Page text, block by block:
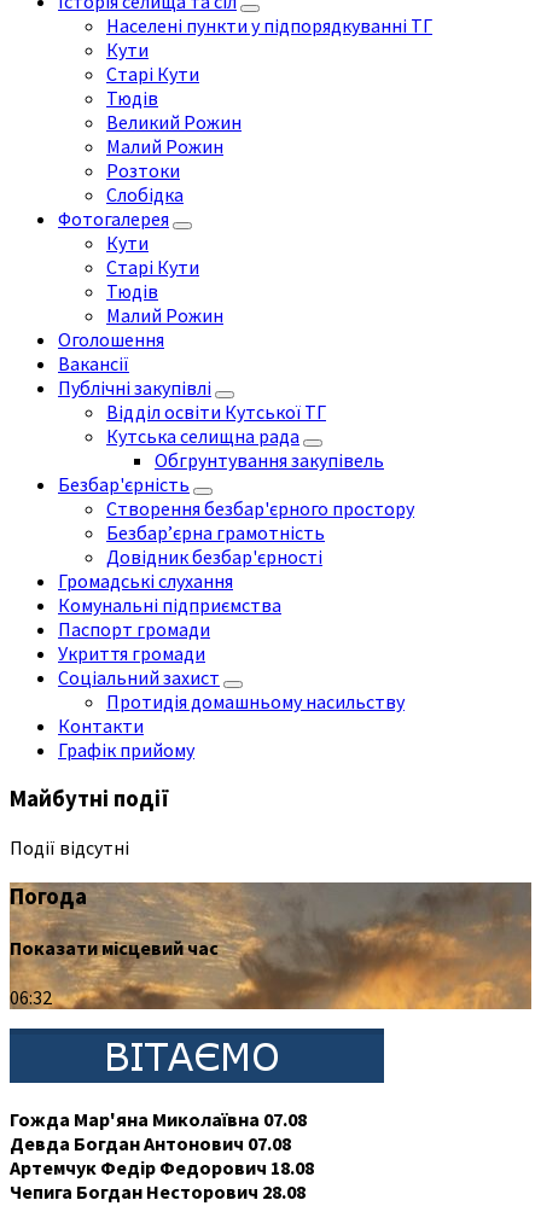
Населені пункти у підпорядкуванні ТГ
Кути
Старі Кути
Тюдів
Великий Рожин
Малий Рожин
Розтоки
Слобідка
Фотогалерея
Кути
Старі Кути
Тюдів
Малий Рожин
Оголошення
Вакансії
Публічні закупівлі
Відділ освіти Кутської ТГ
Кутська селищна рада
Обгрунтування закупівель
Безбар'єрність
Створення безбар'єрного простору
Безбар’єрна грамотність
Довідник безбар'єрності
Громадські слухання
Комунальні підприємства
Паспорт громади
Укриття громади
Соціальний захист
Протидія домашньому насильству
Контакти
Графік прийому
Майбутні події
Події відсутні
Погода
Показати місцевий час
06:32
Гожда Мар'яна Миколаївна 07.08
Девда Богдан Антонович 07.08
Артемчук Федір Федорович 18.08
Чепига Богдан Несторович 28.08